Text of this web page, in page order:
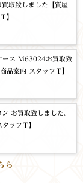
取致しました【質屋
】
ース M63024お買取致
品案内 スタッフＴ】
お買取致しました。
ッフＴ】
ら